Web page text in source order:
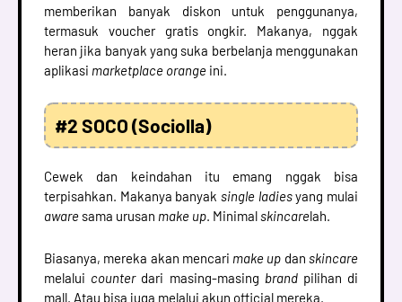
memberikan banyak diskon untuk penggunanya,
termasuk voucher gratis ongkir. Makanya, nggak
heran jika banyak yang suka berbelanja menggunakan
aplikasi marketplace orange ini.
#2 SOCO (Sociolla)
Cewek dan keindahan itu emang nggak bisa
terpisahkan. Makanya banyak single ladiesyang mulai
aware sama urusan make up. Minimalskincarelah.
Biasanya, mereka akan mencari make up danskincare
melalui counterdari masing-masing brandpilihan di
mall. Atau bisa juga melalui akun official mereka.